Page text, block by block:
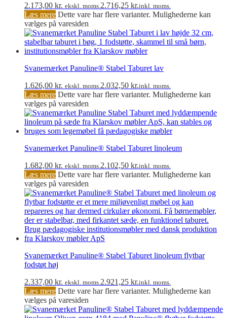
2.173,00 kr. ekskl. moms. 2.716,25 kr.inkl. moms.
Læs mere Dette vare har flere varianter. Mulighederne kan
vælges på varesiden
Svanemærket Panuline® Stabel Taburet lav
1.626,00 kr. ekskl. moms. 2.032,50 kr.inkl. moms.
Læs mere Dette vare har flere varianter. Mulighederne kan
vælges på varesiden
Svanemærket Panuline® Stabel Taburet linoleum
1.682,00 kr. ekskl. moms. 2.102,50 kr.inkl. moms.
Læs mere Dette vare har flere varianter. Mulighederne kan
vælges på varesiden
Svanemærket Panuline® Stabel Taburet linoleum flytbar
fodstøt høj
2.337,00 kr. ekskl. moms. 2.921,25 kr.inkl. moms.
Læs mere Dette vare har flere varianter. Mulighederne kan
vælges på varesiden